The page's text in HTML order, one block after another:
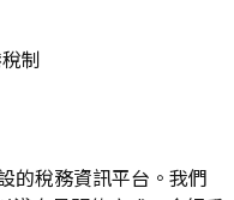
制
的稅務資訊平台。我們